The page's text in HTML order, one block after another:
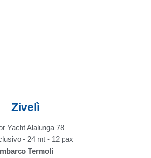
Zivelì
Yacht Alalunga 78
- 24 mt - 12 pax
Termoli